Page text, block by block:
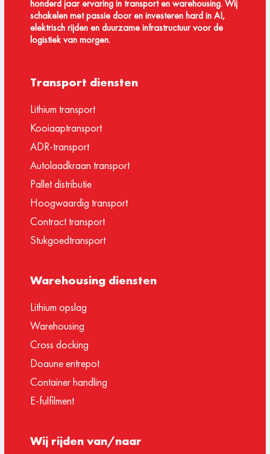
honderd jaar ervaring in transport en warehousing. Wij
schakelen met passie door en investeren hard in AI,
elektrisch rijden en duurzame infrastructuur voor de
logistiek van morgen.
Transport diensten
Lithium transport
Kooiaaptransport
ADR-transport
Autolaadkraan transport
Pallet distributie
Hoogwaardig transport
Contract transport
Stukgoedtransport
Warehousing diensten
Lithium opslag
Warehousing
Cross docking
Doaune entrepot
Container handling
E-fulfilment
Wij rijden van/naar